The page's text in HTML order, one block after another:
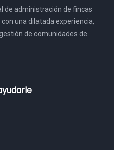
de administración de fincas
una dilatada experiencia,
de comunidades de